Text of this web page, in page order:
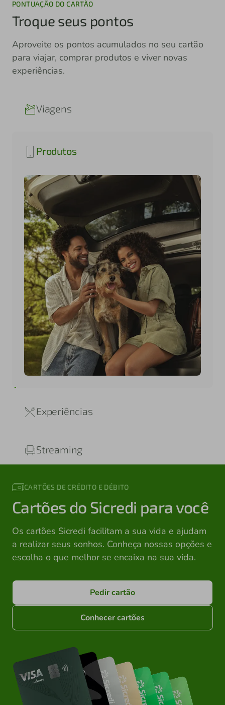
PONTUAÇÃO DO CARTÃO
Troque seus pontos
Aproveite os pontos acumulados no seu cartão
para viajar, comprar produtos e viver novas
experiências.
Viagens
Produtos
Experiências
Streaming
CARTÕES DE CRÉDITO E DÉBITO
Cartões do Sicredi para você
Os cartões Sicredi facilitam a sua vida e ajudam
a realizar seus sonhos. Conheça nossas opções e
escolha o que melhor se encaixa na sua vida.
Pedir cartão
Conhecer cartões